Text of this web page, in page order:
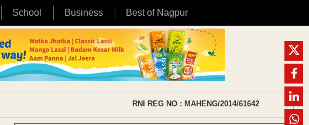
School Business Best of Nagpur
RNI REG NO : MAHENG/2014/61642